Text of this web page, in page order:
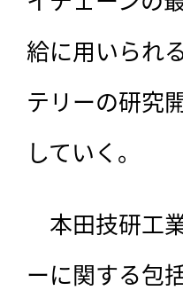
給に用いられ
テリーの研究
していく。
本田技研工
ーに関する包